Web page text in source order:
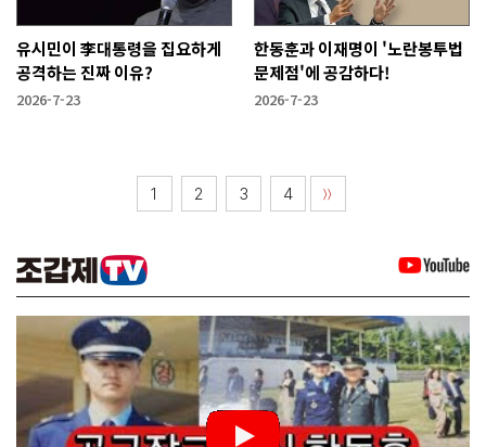
유시민이 李대통령을 집요하게
공격하는 진짜 이유?
2026-7-23
한동훈과 이재명이 '노란봉투법
문제점'에 공감하다!
2026-7-23
1 2 3 4 〉〉